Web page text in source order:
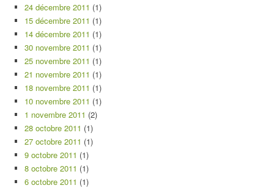
24 décembre 2011 (1)
15 décembre 2011 (1)
14 décembre 2011 (1)
30 novembre 2011 (1)
25 novembre 2011 (1)
21 novembre 2011 (1)
18 novembre 2011 (1)
10 novembre 2011 (1)
1 novembre 2011 (2)
28 octobre 2011 (1)
27 octobre 2011 (1)
9 octobre 2011 (1)
8 octobre 2011 (1)
6 octobre 2011 (1)